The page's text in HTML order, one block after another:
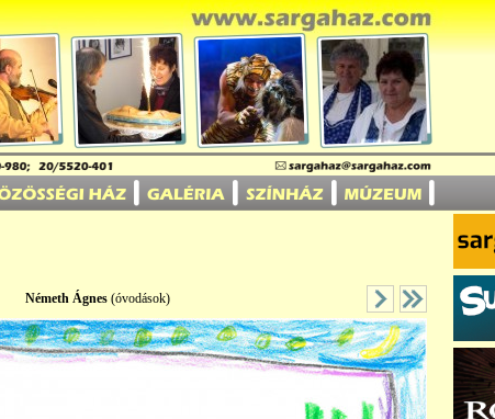
Németh Ágnes(óvodások)